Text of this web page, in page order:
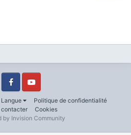
Langue
Politique de confidentialité
contacter
Cookies
FacebookYoutube
by Invision Community